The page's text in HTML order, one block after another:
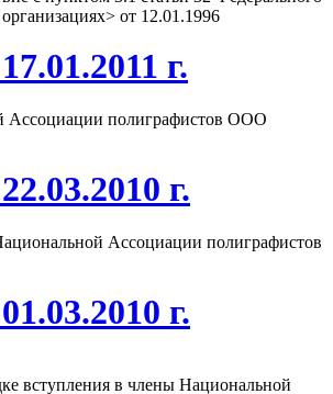
от 12.01.1996
г.
Ассоциации полиграфистов ООО
г.
Ассоциации полиграфистов
г.
вступления в члены Национальной